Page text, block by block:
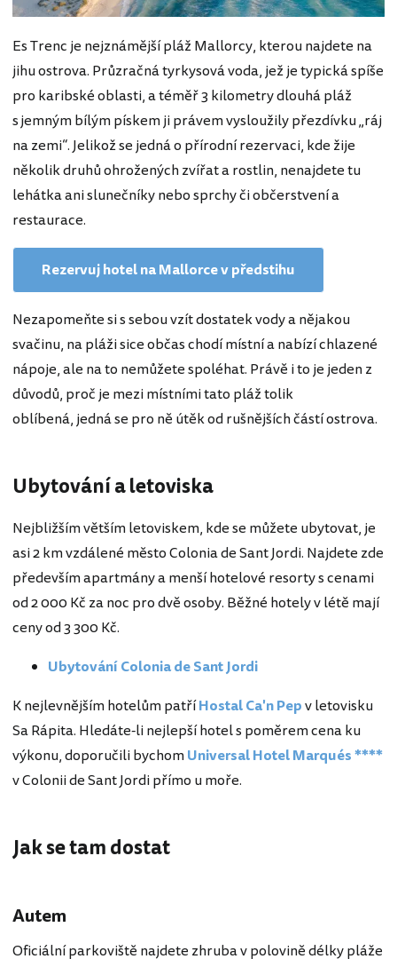
Es Trenc je nejznámější pláž Mallorcy, kterou najdete na
jihu ostrova. Průzračná tyrkysová voda, jež je typická spíše
pro karibské oblasti, a téměř 3 kilometry dlouhá pláž
s jemným bílým pískem ji právem vysloužily přezdívku „ráj
na zemi“. Jelikož se jedná o přírodní rezervaci, kde žije
několik druhů ohrožených zvířat a rostlin, nenajdete tu
lehátka ani slunečníky nebo sprchy či občerstvení a
restaurace.
Rezervuj hotel na Mallorce v předstihu
Nezapomeňte si s sebou vzít dostatek vody a nějakou
svačinu, na pláži sice občas chodí místní a nabízí chlazené
nápoje, ale na to nemůžete spoléhat. Právě i to je jeden z
důvodů, proč je mezi místními tato pláž tolik
oblíbená, jedná se pro ně útěk od rušnějších částí ostrova.
Ubytování a letoviska
Nejbližším větším letoviskem, kde se můžete ubytovat, je
asi 2 km vzdálené město Colonia de Sant Jordi. Najdete zde
především apartmány a menší hotelové resorty s cenami
od 2 000 Kč za noc pro dvě osoby. Běžné hotely v létě mají
ceny od 3 300 Kč.
Ubytování Colonia de Sant Jordi
K nejlevnějším hotelům patříHostal Ca'n Pepv letovisku
Sa Rápita. Hledáte-li nejlepší hotel s poměrem cena ku
výkonu, doporučili bychomUniversal Hotel Marqués ****
v Colonii de Sant Jordi přímo u moře.
Jak se tam dostat
Autem
Oficiální parkoviště najdete zhruba v polovině délky pláže